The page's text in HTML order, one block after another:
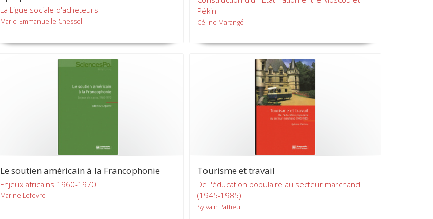
La Ligue sociale d'acheteurs
Marie-Emmanuelle Chessel
Pékin
Céline Marangé
Le soutien américain à la Francophonie
Enjeux africains 1960-1970
Marine Lefevre
Tourisme et travail
De l'éducation populaire au secteur marchand
(1945-1985)
Sylvain Pattieu